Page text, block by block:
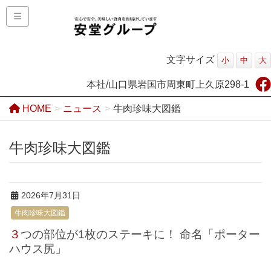
文字サイズ 小 中 大
本社/山口県岩国市周東町上久原298-1
HOME ニュース 牛肉珍味大図鑑
牛肉珍味大図鑑
2026年7月31日
牛肉珍味大図鑑
３つの部位が1枚のステーキに！ 命名「ポーター
ハウス尻」